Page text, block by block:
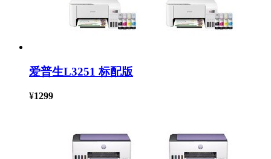
爱普生L3251 标配版
¥1299